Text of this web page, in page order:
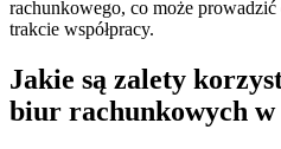
rachunkowego, co może
trakcie współpracy.
Jakie są zalety
biur rachunkowych